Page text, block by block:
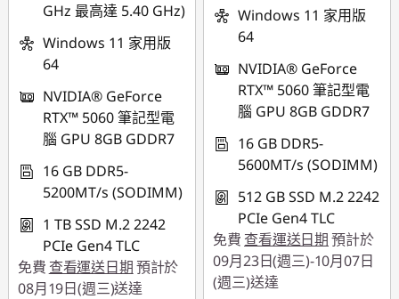
GHz 最高達 5.40 GHz)
Windows 11 家用版
64
NVIDIA® GeForce
RTX™ 5060 筆記型電
腦 GPU 8GB GDDR7
16 GB DDR5-
5200MT/s (SODIMM)
1 TB SSD M.2 2242
PCIe Gen4 TLC
免費 查看運送日期預計於
08月19日(週三)送達
Windows 11 家用版
64
NVIDIA® GeForce
RTX™ 5060 筆記型電
腦 GPU 8GB GDDR7
16 GB DDR5-
5600MT/s (SODIMM)
512 GB SSD M.2 2242
PCIe Gen4 TLC
免費 查看運送日期預計於
09月23日(週三)-10月07日
(週三)送達